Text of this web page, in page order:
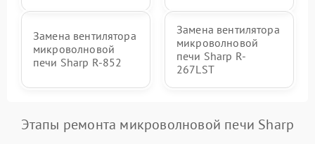
Замена вентилятора
микроволновой
печи Sharp R-852
Замена вентилятора
микроволновой
печи Sharp R-
267LST
Этапы ремонта микроволновой печи Sharp